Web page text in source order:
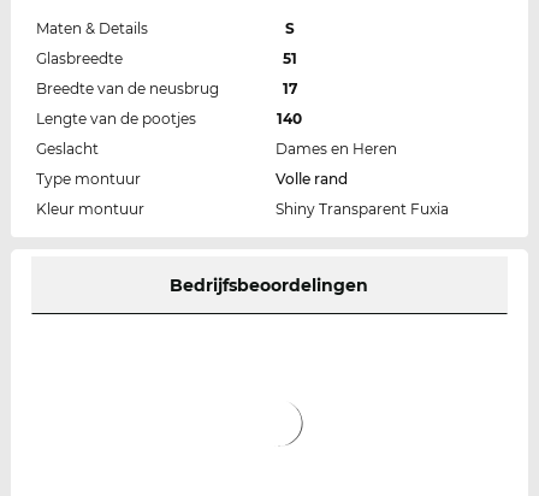
Maten & Details
S
Glasbreedte
51
Breedte van de neusbrug
17
Lengte van de pootjes
140
Geslacht
Dames en Heren
Type montuur
Volle rand
Kleur montuur
Shiny Transparent Fuxia
Bedrijfsbeoordelingen